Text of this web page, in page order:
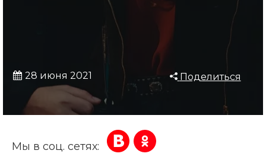
28 июня 2021 Поделиться
Мы в соц. сетях: